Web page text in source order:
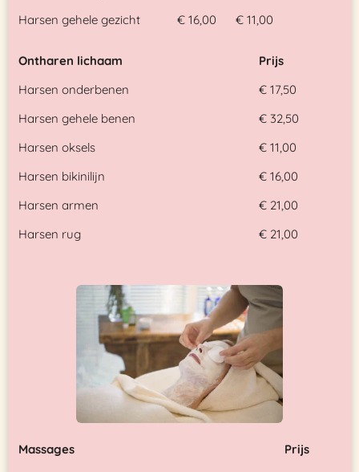
Harsen gehele gezicht
€ 16,00 € 11,00
Ontharen lichaam
Prijs
Harsen onderbenen
€ 17,50
Harsen gehele benen
€ 32,50
Harsen oksels
€ 11,00
Harsen bikinilijn
€ 16,00
Harsen armen
€ 21,00
Harsen rug
€ 21,00
Massages
Prijs